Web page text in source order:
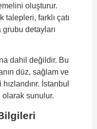
oluşturur.
talepleri, farklı çatı
detayları
dahil değildir. Bu
düz, sağlam ve
İstanbul
sunulur.